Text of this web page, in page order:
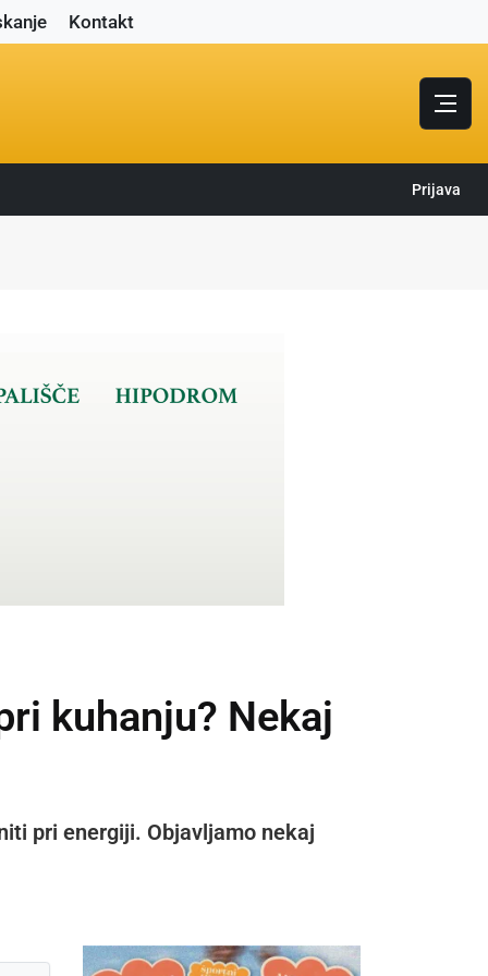
Kontakt
Prijava
kuhanju? Nekaj
pri energiji. Objavljamo nekaj